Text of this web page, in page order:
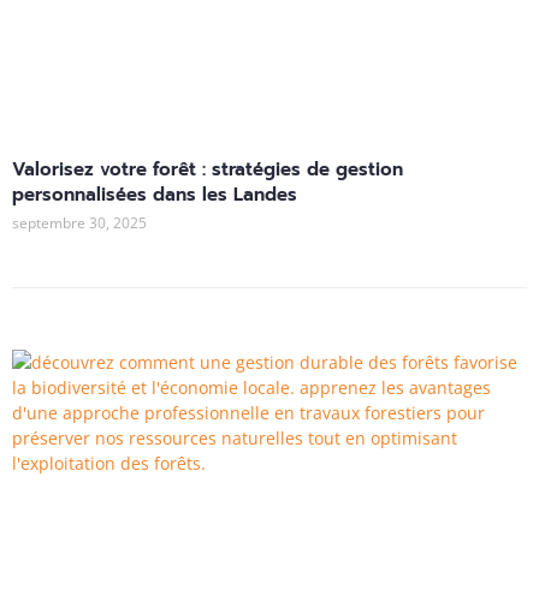
Valorisez votre forêt : stratégies de gestion
personnalisées dans les Landes
septembre 30, 2025